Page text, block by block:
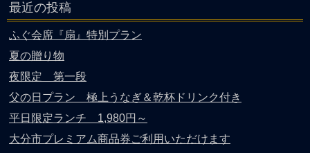
最近の投稿
ふぐ会席『扇』特別プラン
夏の贈り物
夜限定 第一段
父の日プラン 極上うなぎ＆乾杯ドリンク付き
平日限定ランチ 1,980円～
大分市プレミアム商品券ご利用いただけます